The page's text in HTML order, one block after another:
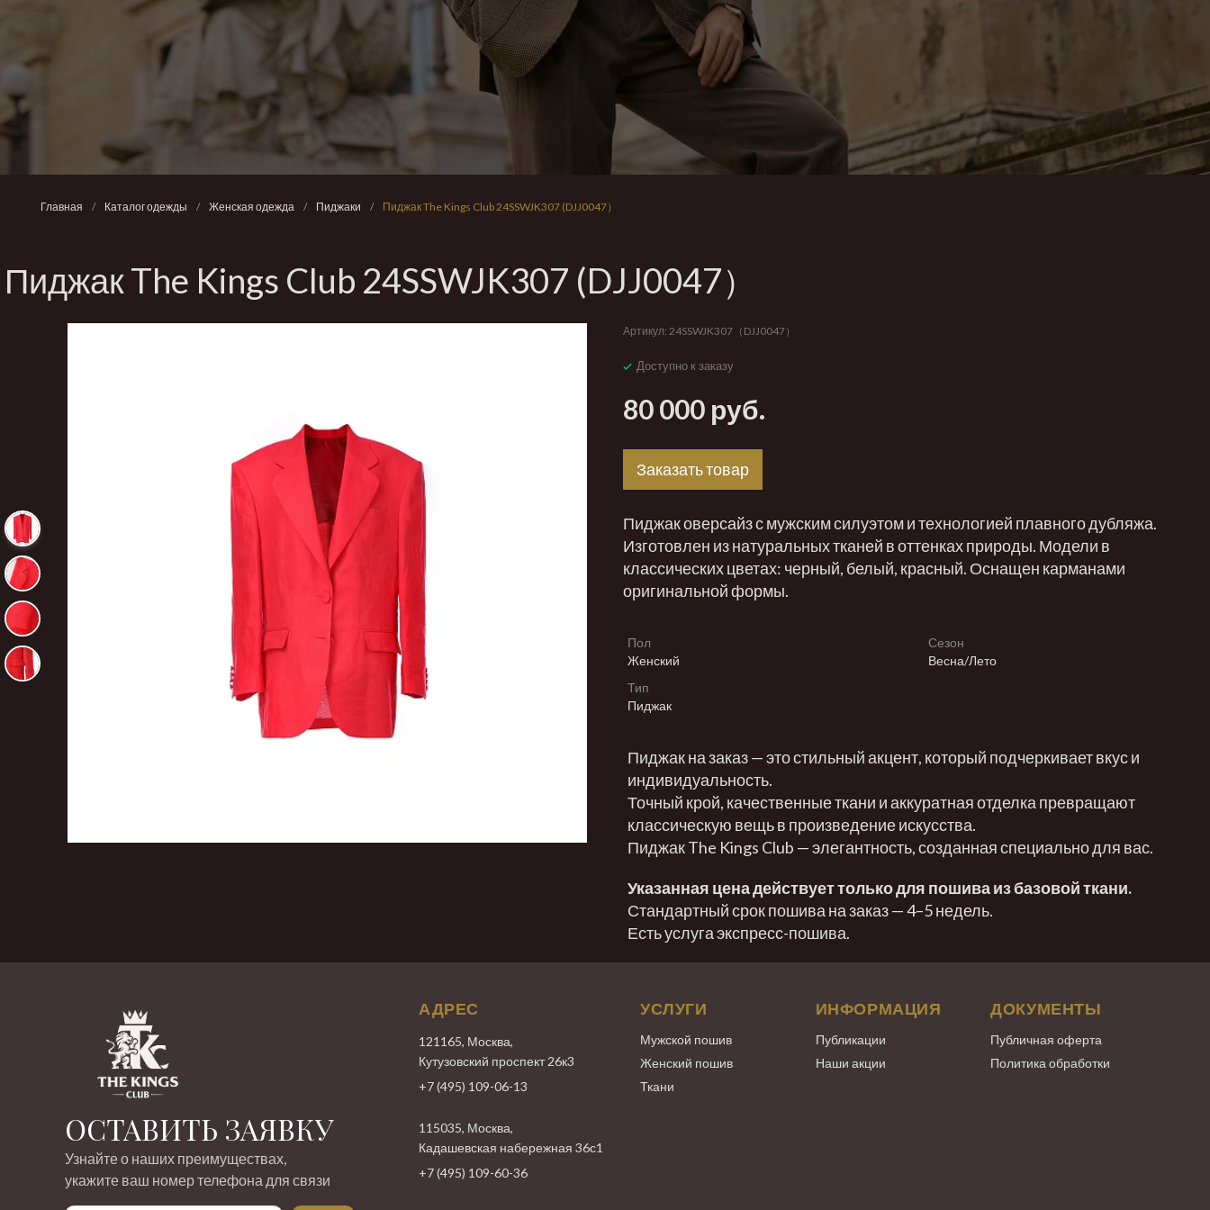
Главная / Каталог одежды / Женская одежда / Пиджаки / Пиджак The Kings Club 24SSWJK307 (DJJ0047）
Пиджак The Kings Club 24SSWJK307 (DJJ0047）
Артикул: 24SSWJK307（DJJ0047）
Доступно к заказу
80 000 руб.
Заказать товар
Пиджак оверсайз с мужским силуэтом и технологией плавного дубляжа.
Изготовлен из натуральных тканей в оттенках природы. Модели в
классических цветах: черный, белый, красный. Оснащен карманами
оригинальной формы.
Пол
Женский
Сезон
Весна/Лето
Тип
Пиджак
Пиджак на заказ — это стильный акцент, который подчеркивает вкус и
индивидуальность.
Точный крой, качественные ткани и аккуратная отделка превращают
классическую вещь в произведение искусства.
Пиджак The Kings Club — элегантность, созданная специально для вас.
Указанная цена действует только для пошива из базовой ткани.
Стандартный срок пошива на заказ — 4–5 недель.
Есть услуга экспресс-пошива.
ОСТАВИТЬ ЗАЯВКУ
Узнайте о наших преимуществах,
укажите ваш номер телефона для связи
АДРЕС
121165, Москва,
Кутузовский проспект 26к3
+7 (495) 109-06-13
115035, Москва,
Кадашевская набережная 36с1
+7 (495) 109-60-36
УСЛУГИ
Мужской пошив
Женский пошив
Ткани
ИНФОРМАЦИЯ
Публикации
Наши акции
ДОКУМЕНТЫ
Публичная оферта
Политика обработки